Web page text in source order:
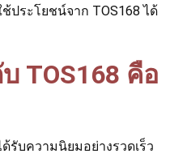
ประโยชน์จาก TOS168 ได้
TOS168 คือ
รับความนิยมอย่างรวดเร็ว